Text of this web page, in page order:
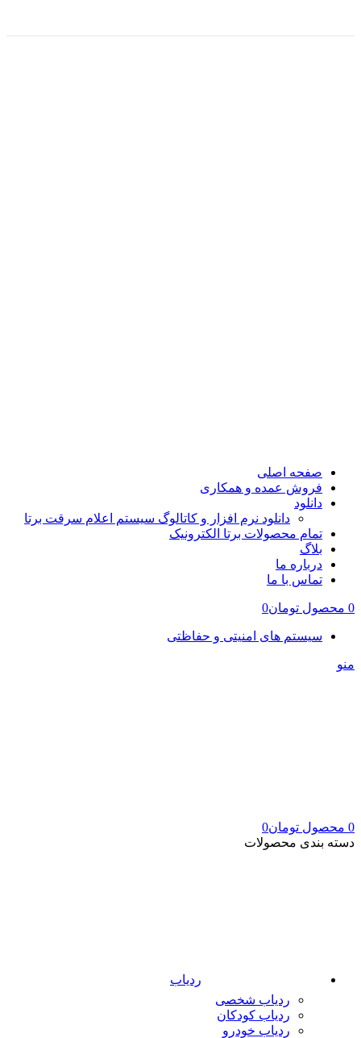
صفحه اصلی
فروش عمده و همکاری
دانلود
دانلود نرم افزار و کاتالوگ سیستم اعلام سرقت برتا
تمام محصولات برتا الکترونیک
بلاگ
درباره ما
تماس با ما
0 محصول تومان0
سیستم های امنیتی و حفاظتی
منو
0 محصول تومان0
دسته بندی محصولات
ردیاب
ردیاب شخصی
ردیاب کودکان
ردیاب خودرو